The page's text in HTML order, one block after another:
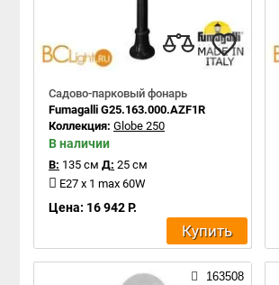
Садово-парковый фонарь
Fumagalli G25.163.000.AZF1R
Коллекция: Globe 250
В наличии
В: 135 см Д: 25 см
E27 x 1 max 60W
Цена: 16 942 Р.
Купить
163508